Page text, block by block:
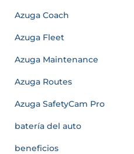
Azuga Coach
Azuga Fleet
Azuga Maintenance
Azuga Routes
Azuga SafetyCam Pro
batería del auto
beneficios